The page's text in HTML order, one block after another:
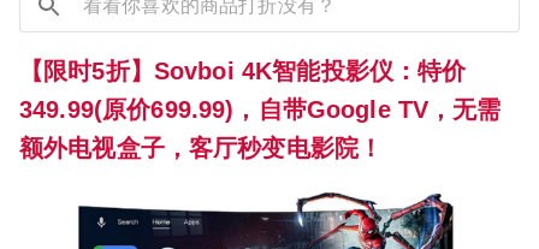
【限时5折】Sovboi 4K智能投影仪：特价
349.99(原价699.99)，自带Google TV，无需
额外电视盒子，客厅秒变电影院！